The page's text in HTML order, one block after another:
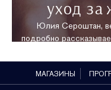
уход
Юлия Сероштан,
подробно
МАГАЗИНЫ